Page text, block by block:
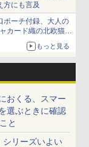
方にも言及
ポーチ付録、大人の
カード織の北欧猫デ
もっと見る
おくる、スマー
選ぶときに確認
と
シリーズいよい